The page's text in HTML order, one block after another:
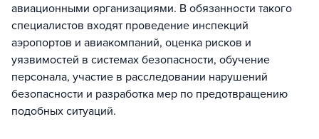
авиационными организациями. В обязанности такого
специалистов входят проведение инспекций
аэропортов и авиакомпаний, оценка рисков и
уязвимостей в системах безопасности, обучение
персонала, участие в расследовании нарушений
безопасности и разработка мер по предотвращению
подобных ситуаций.